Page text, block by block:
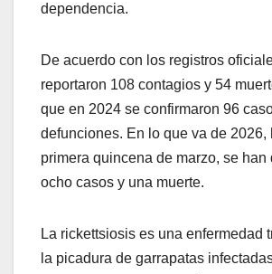
dependencia.
De acuerdo con los registros
reportaron 108 contagios y 54
que en 2024 se confirmaron 96
defunciones. En lo que va de 2026,
primera quincena de marzo, se han
ocho casos y una muerte.
La rickettsiosis es una enfermedad
la picadura de garrapatas